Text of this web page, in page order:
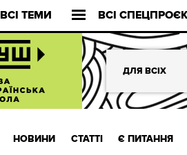
ВСІ ТЕМИ ВСІ
ДЛЯ ВСІХ
НОВИНИ СТАТТІ Є ПИТАННЯ